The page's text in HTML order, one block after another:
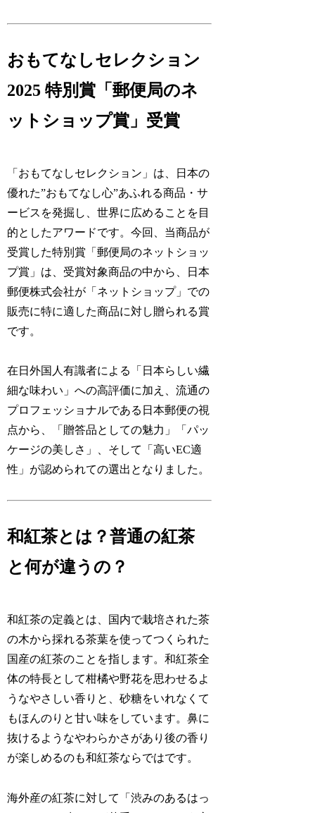
おもてなしセレクション
2025 特別賞「郵便局のネ
ットショップ賞」受賞
「おもてなしセレクション」は、日本の
優れた”おもてなし心”あふれる商品・サ
ービスを発掘し、世界に広めることを目
的としたアワードです。今回、当商品が
受賞した特別賞「郵便局のネットショッ
プ賞」は、受賞対象商品の中から、日本
郵便株式会社が「ネットショップ」での
販売に特に適した商品に対し贈られる賞
です。
在日外国人有識者による「日本らしい繊
細な味わい」への高評価に加え、流通の
プロフェッショナルである日本郵便の視
点から、「贈答品としての魅力」「パッ
ケージの美しさ」、そして「高いEC適
性」が認められての選出となりました。
和紅茶とは？普通の紅茶
と何が違うの？
和紅茶の定義とは、国内で栽培された茶
の木から採れる茶葉を使ってつくられた
国産の紅茶のことを指します。和紅茶全
体の特長として柑橘や野花を思わせるよ
うなやさしい香りと、砂糖をいれなくて
もほんのりと甘い味をしています。鼻に
抜けるようなやわらかさがあり後の香り
が楽しめるのも和紅茶ならではです。
海外産の紅茶に対して「渋みのあるはっ